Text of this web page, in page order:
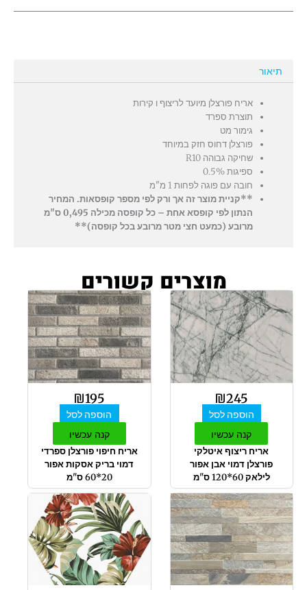
תיאור
אריח פורצלן מיועד לריצוף ו קירות
תוצרת ספרד
גימור מט
פורצלן דחוס חזק במיוחד
שחיקה גבוהה R10
ספיגות 0.5%
חובה עם פוגה לפחות 1 מ"מ
**קניית מוצר זה אך ורק לפי מספר קופסאות. המחיר
הנתון לפי קופסא אחת – כל קופסה מכילה 0,495 ס"מ
מרובע (כמעט חצי מטר מרובע בכל קופסה)**
מוצרים קשורים
₪245
הוספה לסל
קנה עכשיו
אריח ריצוף איטלקי
פורצלן דמוי אבן אפור
לילאק 60*120 ס"מ
₪195
הוספה לסל
קנה עכשיו
אריח חיפוי פורצלן ספרדי
דמוי בריק אסקות אפור
20*60 ס"מ